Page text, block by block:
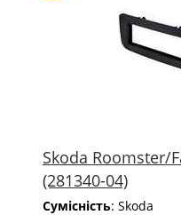
Skoda Roomster/
(281340-04)
Сумісність: Skoda